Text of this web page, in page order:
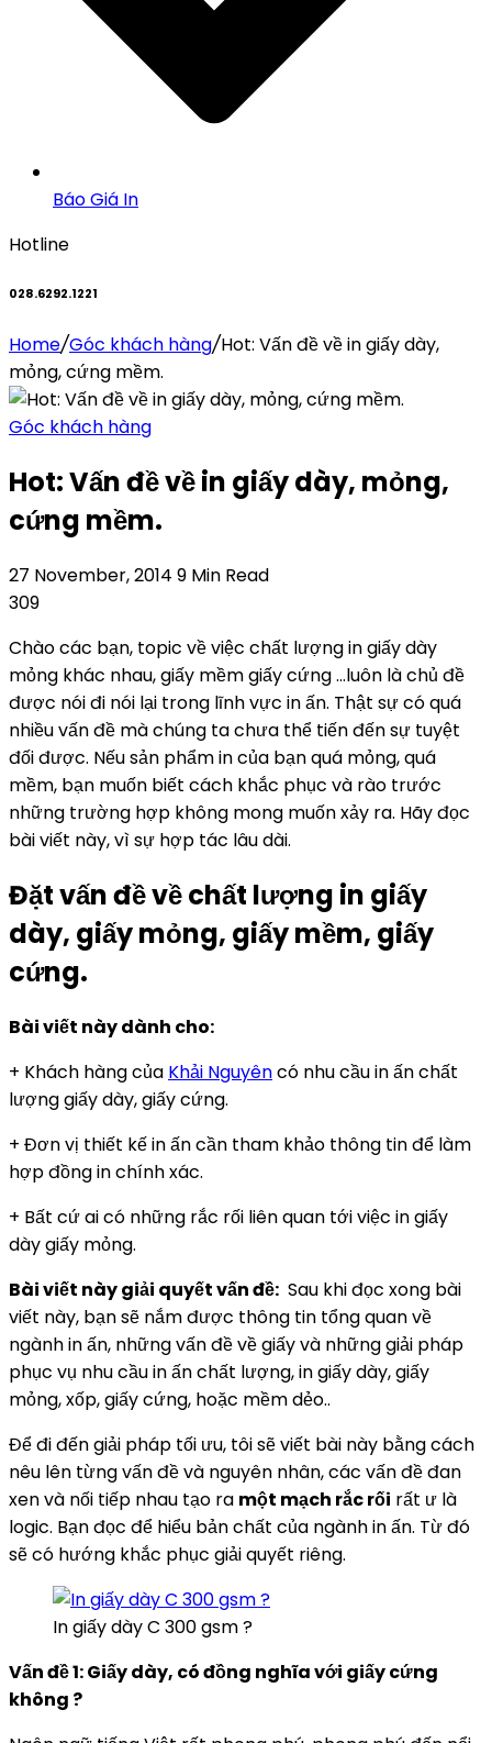
Báo Giá In
Hotline
028.6292.1221
Home/Góc khách hàng/Hot: Vấn đề về in giấy dày,
mỏng, cứng mềm.
Góc khách hàng
Hot: Vấn đề về in giấy dày, mỏng,
cứng mềm.
27 November, 2014 9 Min Read
309
Chào các bạn, topic về việc chất lượng in giấy dày
mỏng khác nhau, giấy mềm giấy cứng …luôn là chủ đề
được nói đi nói lại trong lĩnh vực in ấn. Thật sự có quá
nhiều vấn đề mà chúng ta chưa thể tiến đến sự tuyệt
đối được. Nếu sản phẩm in của bạn quá mỏng, quá
mềm, bạn muốn biết cách khắc phục và rào trước
những trường hợp không mong muốn xảy ra. Hãy đọc
bài viết này, vì sự hợp tác lâu dài.
Đặt vấn đề về chất lượng in giấy
dày, giấy mỏng, giấy mềm, giấy
cứng.
Bài viết này dành cho:
+ Khách hàng của Khải Nguyêncó nhu cầu in ấn chất
lượng giấy dày, giấy cứng.
+ Đơn vị thiết kế in ấn cần tham khảo thông tin để làm
hợp đồng in chính xác.
+ Bất cứ ai có những rắc rối liên quan tới việc in giấy
dày giấy mỏng.
Bài viết này giải quyết vấn đề: Sau khi đọc xong bài
viết này, bạn sẽ nắm được thông tin tổng quan về
ngành in ấn, những vấn đề về giấy và những giải pháp
phục vụ nhu cầu in ấn chất lượng, in giấy dày, giấy
mỏng, xốp, giấy cứng, hoặc mềm dẻo..
Để đi đến giải pháp tối ưu, tôi sẽ viết bài này bằng cách
nêu lên từng vấn đề và nguyên nhân, các vấn đề đan
xen và nối tiếp nhau tạo ra một mạch rắc rối rất ư là
logic. Bạn đọc để hiểu bản chất của ngành in ấn. Từ đó
sẽ có hướng khắc phục giải quyết riêng.
In giấy dày C 300 gsm ?
Vấn đề 1: Giấy dày, có đồng nghĩa với giấy cứng
không ?